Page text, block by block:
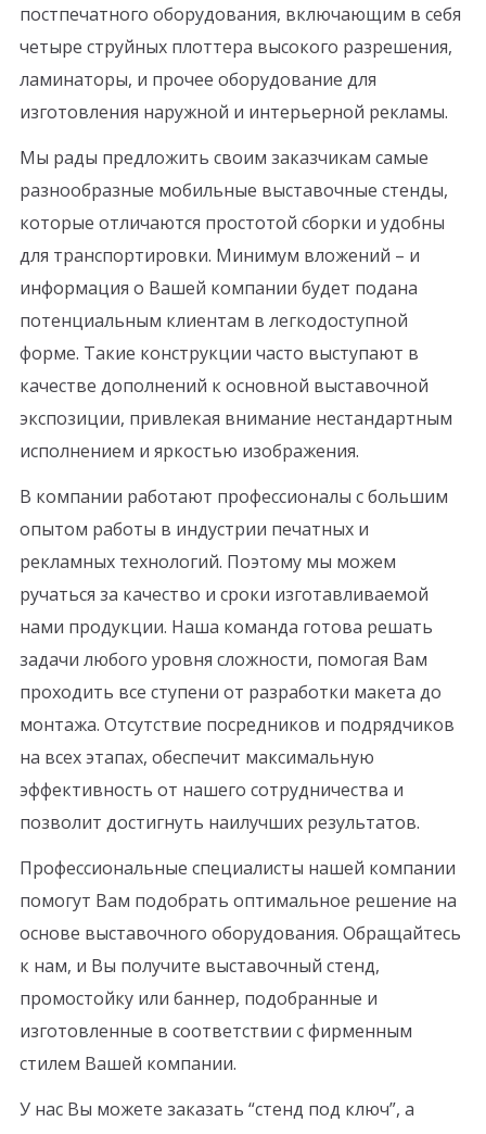
постпечатного оборудования, включающим в себя
четыре струйных плоттера высокого разрешения,
ламинаторы, и прочее оборудование для
изготовления наружной и интерьерной рекламы.
Мы рады предложить своим заказчикам самые
разнообразные мобильные выставочные стенды,
которые отличаются простотой сборки и удобны
для транспортировки. Минимум вложений – и
информация о Вашей компании будет подана
потенциальным клиентам в легкодоступной
форме. Такие конструкции часто выступают в
качестве дополнений к основной выставочной
экспозиции, привлекая внимание нестандартным
исполнением и яркостью изображения.
В компании работают профессионалы с большим
опытом работы в индустрии печатных и
рекламных технологий. Поэтому мы можем
ручаться за качество и сроки изготавливаемой
нами продукции. Наша команда готова решать
задачи любого уровня сложности, помогая Вам
проходить все ступени от разработки макета до
монтажа. Отсутствие посредников и подрядчиков
на всех этапах, обеспечит максимальную
эффективность от нашего сотрудничества и
позволит достигнуть наилучших результатов.
Профессиональные специалисты нашей компании
помогут Вам подобрать оптимальное решение на
основе выставочного оборудования. Обращайтесь
к нам, и Вы получите выставочный стенд,
промостойку или баннер, подобранные и
изготовленные в соответствии с фирменным
стилем Вашей компании.
У нас Вы можете заказать “стенд под ключ”, а